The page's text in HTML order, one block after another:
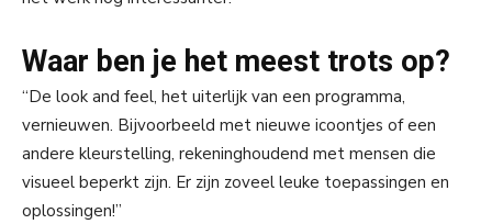
Waar ben je het meest trots op?
“De look and feel, het uiterlijk van een programma,
vernieuwen. Bijvoorbeeld met nieuwe icoontjes of een
andere kleurstelling, rekeninghoudend met mensen die
visueel beperkt zijn. Er zijn zoveel leuke toepassingen en
oplossingen!”